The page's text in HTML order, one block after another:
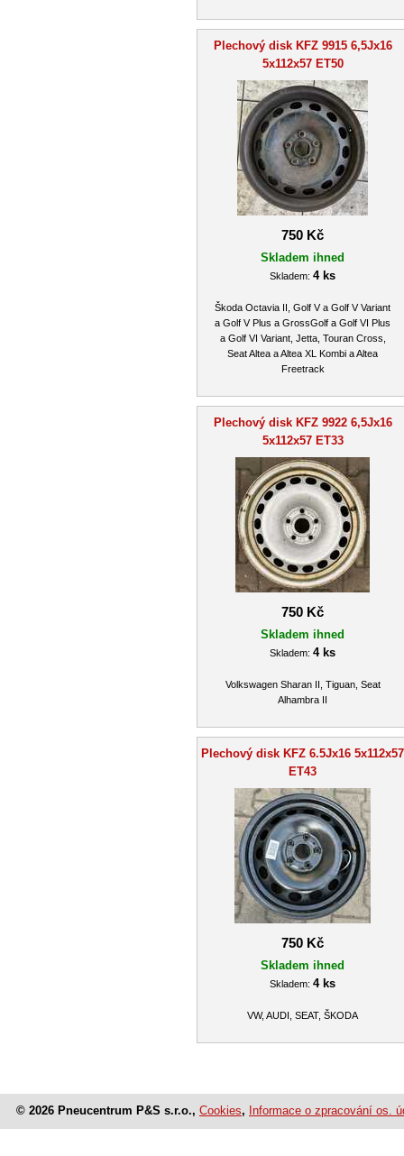
Plechový disk KFZ 9915 6,5Jx16
5x112x57 ET50
750 Kč
Skladem ihned
Skladem: 4 ks
Škoda Octavia II, Golf V a Golf V Variant
a Golf V Plus a GrossGolf a Golf VI Plus
a Golf VI Variant, Jetta, Touran Cross,
Seat Altea a Altea XL Kombi a Altea
Freetrack
Plechový disk KFZ 9922 6,5Jx16
5x112x57 ET33
750 Kč
Skladem ihned
Skladem: 4 ks
Volkswagen Sharan II, Tiguan, Seat
Alhambra II
Plechový disk KFZ 6.5Jx16 5x112x57
ET43
750 Kč
Skladem ihned
Skladem: 4 ks
VW, AUDI, SEAT, ŠKODA
© 2026 Pneucentrum P&S s.r.o., Cookies, Informace o zpracování os.